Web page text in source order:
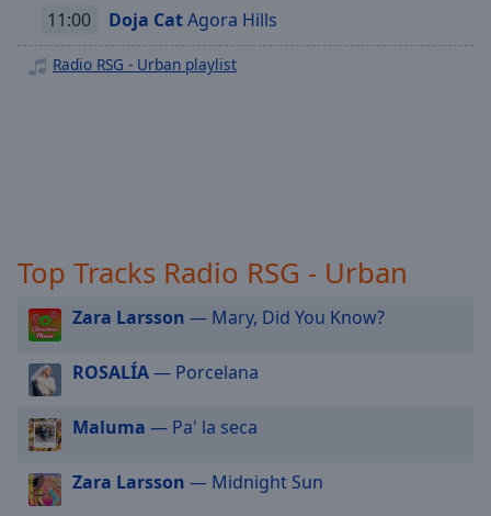
subtitles
selected
modal
window.
Beginning
dialog
Escape
Radio RSG - Oldie
Radio RSG - Rock Classic
11:00 Doja CatAgora Hills
Radio RSG - Urban playlist
Top Tracks Radio RSG - Urban
Zara Larsson — Mary, Did You Know?
ROSALÍA— Porcelana
Maluma — Pa' la seca
Zara Larsson — Midnight Sun